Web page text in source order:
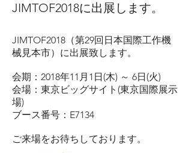
JIMTOF2018に出展します。
JIMTOF2018（第29回日本国際工作機
械見本市）に出展致します。
会期：2018年11月1日(木) ～ 6日(火)
会場：東京ビッグサイト(東京国際展示
場)
ブース番号：E7134
ご来場をお待ちしております。